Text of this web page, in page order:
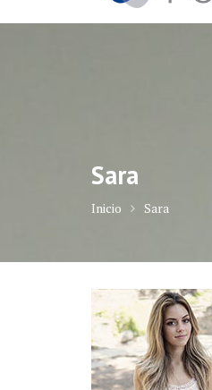
Sara
Inicio Sara